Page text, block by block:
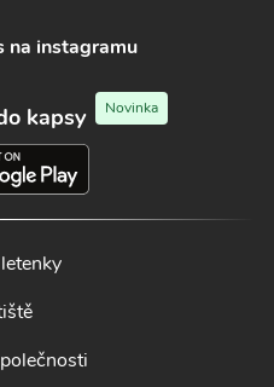
na instagramu
kapsy Novinka